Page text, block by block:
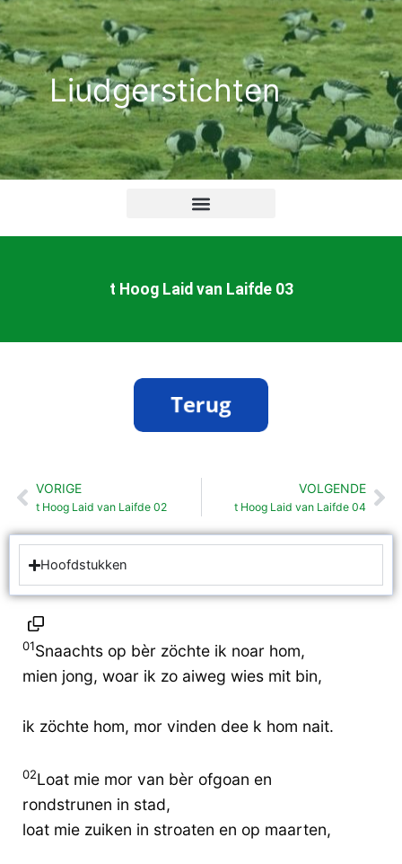
Ga
naar
de
inhoudLiudgerstichten
t Hoog Laid van Laifde 03
Vorige
VORIGE
t Hoog Laid van Laifde 02
VOLGENDE
t Hoog Laid van Laifde 04
Hoofdstukken
01Snaachts op bèr zöchte ik noar hom,
mien jong, woar ik zo aiweg wies mit bin,
ik zöchte hom, mor vinden dee k hom nait.
02Loat mie mor van bèr ofgoan en
rondstrunen in stad,
loat mie zuiken in stroaten en op maarten,